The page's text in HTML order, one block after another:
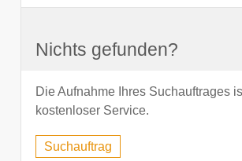
Nichts gefunden?
Die Aufnahme Ihres Suchauftrages
kostenloser Service.
Suchauftrag